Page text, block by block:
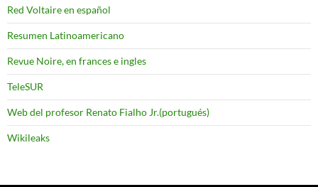
Red Voltaire en español
Resumen Latinoamericano
Revue Noire, en frances e ingles
TeleSUR
Web del profesor Renato Fialho Jr.(portugués)
Wikileaks